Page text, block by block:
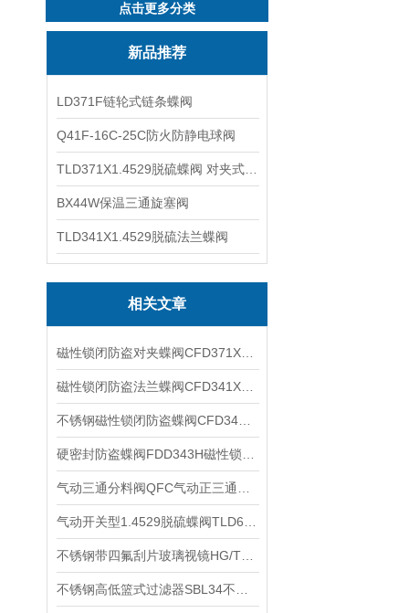
点击更多分类
新品推荐
LD371F链轮式链条蝶阀
Q41F-16C-25C防火防静电球阀
BX44W保温三通旋塞阀
TLD341X1.4529脱硫法兰蝶阀
相关文章